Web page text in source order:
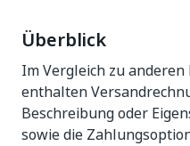
Überblick
Im Vergleich zu
enthalten
Beschreibung oder
sowie die